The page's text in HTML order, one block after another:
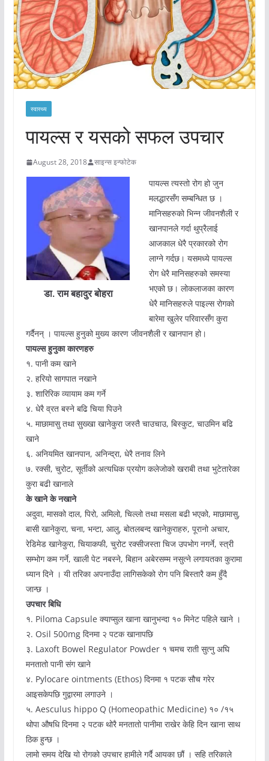
स्वास्थ्य
पायल्स र यसको सफल उपचार
August 28, 2018 साइन्स इन्फोटेक
डा. राम बहादुर बोहरा
पायल्स त्यस्तो रोग हो जुन
मलद्धारसँग सम्बन्धित छ ।
मानिसहरुको भिन्न जीवनशैली र
खानपानले गर्दा थुप्रैलाई
आजकाल धेरै प्रकारको रोग
लाग्ने गर्दछ। यसमध्ये पायल्स
रोग धेरै मानिसहरुको समस्या
भएको छ। लोकलाजका कारण
धेरै मानिसहरुले पाइल्स रोगको
बारेमा खुलेर परिवारसँग कुरा
गर्दैनन् । पायल्स हुनुको मुख्य कारण जीवनशैली र खानपान हो।
पायल्स हुनुका कारणहरु
१. पानी कम खाने
२. हरियो सागपात नखाने
३. शारिरिक व्यायाम कम गर्ने
४. धेरै व्रत बस्ने बढि चिया पिउने
५. माछामासु तथा सुख्खा खानेकुरा जस्तै चाउचाउ, बिस्कुट, चाउमिन बढि
खाने
६. अनियमित खानपान, अनिन्द्रा, धेरै तनाव लिने
७. रक्सी, चुरोट, सूर्तीको अत्यधिक प्रयोग कलेजोको खराबी तथा भुटेतारेका
कुरा बढी खानाले
के खाने के नखाने
अदुवा, मासको दाल, पिरो, अमिलो, चिल्लो तथा मसला बढी भएको, माछामासु,
बासी खानेकुरा, चना, भन्टा, आलु, बोतलबन्द खानेकुराहरु, पूरानो अचार,
रेडिमेड खानेकुरा, चियाकफी, चुरोट रक्सीजस्ता चिज उपभोग नगर्ने, स्त्री
सम्भोग कम गर्ने, खाली पेट नबस्ने, बिहान अबेरसम्म नसुत्ने लगायतका कुरामा
ध्यान दिने । यी तरिका अपनाउँदा लागिसकेको रोग पनि बिस्तारै कम हुँदै
जान्छ ।
उपचार बिधि
१. Piloma Capsule क्याप्सुल खाना खानुभन्दा १० मिनेट पहिले खाने ।
२. Osil 500mg दिनमा २ पटक खानापछि
३. Laxoft Bowel Regulator Powder १ चमच राती सुत्नु अघि
मनतातो पानी संग खाने
४. Pylocare ointments (Ethos) दिनमा १ पटक सौच गरेर
आइसकेपछि गुद्वारमा लगाउने ।
५. Aesculus hippo Q (Homeopathic Medicine) १० /१५
थोपा औषधि दिनमा २ पटक थोरै मनतातो पानीमा राखेर केहि दिन खाना साथ
ठिक हुन्छ ।
लामो समय देखि यो रोगको उपचार हामीले गर्दै आयका छौं । सहि तरिकाले